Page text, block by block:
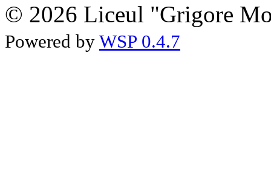
© 2026 Liceul "Grigore
Powered by WSP 0.4.7